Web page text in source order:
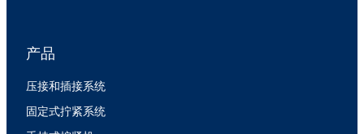
产品
压接和插接系统
固定式拧紧系统